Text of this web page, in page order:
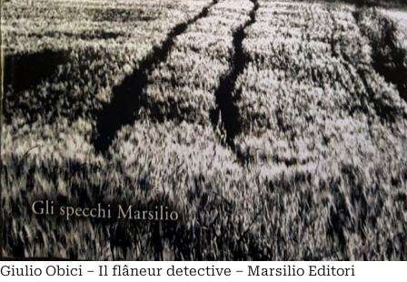
Giulio Obici – Il flâneur detective – Marsilio Editori